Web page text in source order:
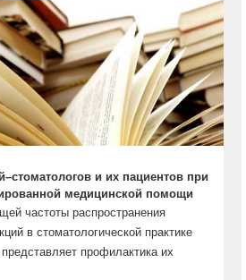
и их пациентов при
медицинской помощи
частоты распространения
в стоматологической практике
профилактика их